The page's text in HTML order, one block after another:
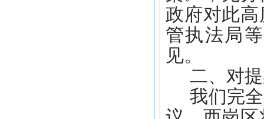
政府对此
管执法局等
见。
二、对
我们完